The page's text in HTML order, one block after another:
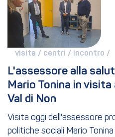
visita / centri / incontro /
L'assessore alla
Mario Tonina in visita
Val di Non
Visita oggi dell'assessore
politiche sociali Mario